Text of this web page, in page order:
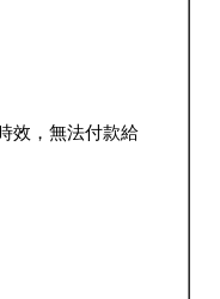
效，無法付款給